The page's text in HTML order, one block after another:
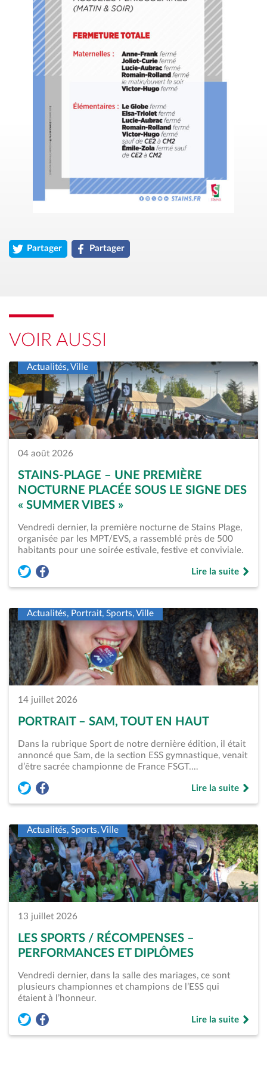
Partager
l'article « Grève du 2 décembre 2025 &#8211; Fermetures
Partager
l'article « Grève du 2 décembre 2025
VOIR AUSSI
Actualités, Ville
04 août 2026
STAINS-PLAGE – UNE PREMIÈRE
NOCTURNE PLACÉE SOUS LE SIGNE DES
« SUMMER VIBES »
Vendredi dernier, la première nocturne de Stains Plage,
organisée par les MPT/EVS, a rassemblé près de 500
habitants pour une soirée estivale, festive et conviviale.
Partager l'article « Stains-Plage – Une première nocturne
Partager l'article « Stains-Plage – Une première
Lire la suite
de « Stains-Plage
Actualités, Portrait, Sports, Ville
14 juillet 2026
PORTRAIT – SAM, TOUT EN HAUT
Dans la rubrique Sport de notre dernière édition, il était
annoncé que Sam, de la section ESS gymnastique, venait
d’être sacrée championne de France FSGT.…
Partager l'article « Portrait &#8211; Sam, tout en haut »
Partager l'article « Portrait &#8211; Sam, tout en haut
Lire la suite
de « Portrait
Actualités, Sports, Ville
13 juillet 2026
LES SPORTS / RÉCOMPENSES –
PERFORMANCES ET DIPLÔMES
Vendredi dernier, dans la salle des mariages, ce sont
plusieurs championnes et champions de l’ESS qui
étaient à l’honneur.
Partager l'article « Les Sports / Récompenses &#8211;
Partager l'article « Les Sports / Récompenses &#8211;
Lire la suite
de « Les Sports /